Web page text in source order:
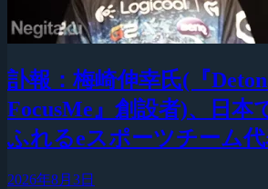
訃報：梅崎伸幸氏(『
FocusMe』創設者)、日本
ふれるeスポーツチーム
2026年8月3日